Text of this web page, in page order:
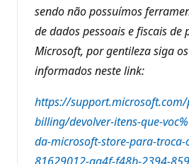
ç
o
sendo não possuímos
de dados pessoais e fiscais de
Microsoft, por gentileza siga
informados neste link:
https://
billing/devolver-itens-que-
da-microsoft-store-para-
81629012-aa4f-f48b-2394-